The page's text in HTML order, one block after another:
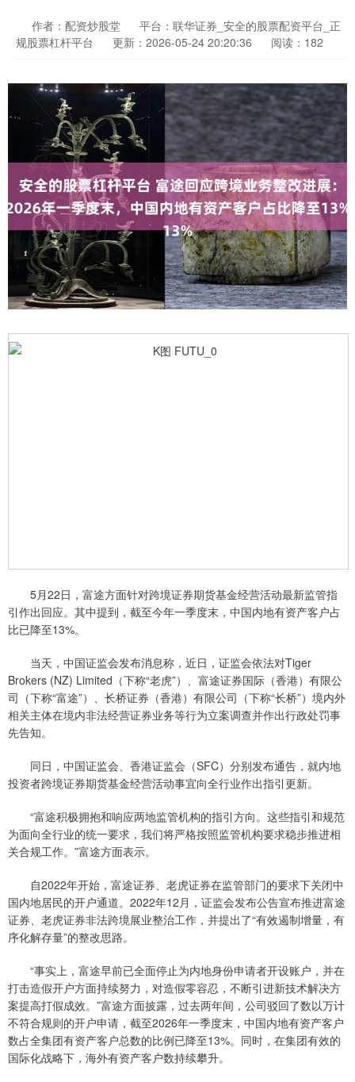
作者：配资炒股堂
平台：联华证券_安全的股票配资平台_正
规股票杠杆平台
更新：2026-05-24 20:20:36 阅读：182
5月22日，富途方面针对跨境证券期货基金经营活动最新监管指
引作出回应。其中提到，截至今年一季度末，中国内地有资产客户占
比已降至13%。
当天，中国证监会发布消息称，近日，证监会依法对Tiger
Brokers (NZ) Limited（下称“老虎”）、富途证券国际（香港）有限公
司（下称“富途”）、长桥证券（香港）有限公司（下称“长桥”）境内外
相关主体在境内非法经营证券业务等行为立案调查并作出行政处罚事
先告知。
同日，中国证监会、香港证监会（SFC）分别发布通告，就内地
投资者跨境证券期货基金经营活动事宜向全行业作出指引更新。
“富途积极拥抱和响应两地监管机构的指引方向。这些指引和规范
为面向全行业的统一要求，我们将严格按照监管机构要求稳步推进相
关合规工作。”富途方面表示。
自2022年开始，富途证券、老虎证券在监管部门的要求下关闭中
国内地居民的开户通道。2022年12月，证监会发布公告宣布推进富途
证券、老虎证券非法跨境展业整治工作，并提出了“有效遏制增量，有
序化解存量”的整改思路。
“事实上，富途早前已全面停止为内地身份申请者开设账户，并在
打击造假开户方面持续努力，对造假零容忍，不断引进新技术解决方
案提高打假成效。”富途方面披露，过去两年间，公司驳回了数以万计
不符合规则的开户申请，截至2026年一季度末，中国内地有资产客户
数占全集团有资产客户总数的比例已降至13%。同时，在集团有效的
国际化战略下，海外有资产客户数持续攀升。